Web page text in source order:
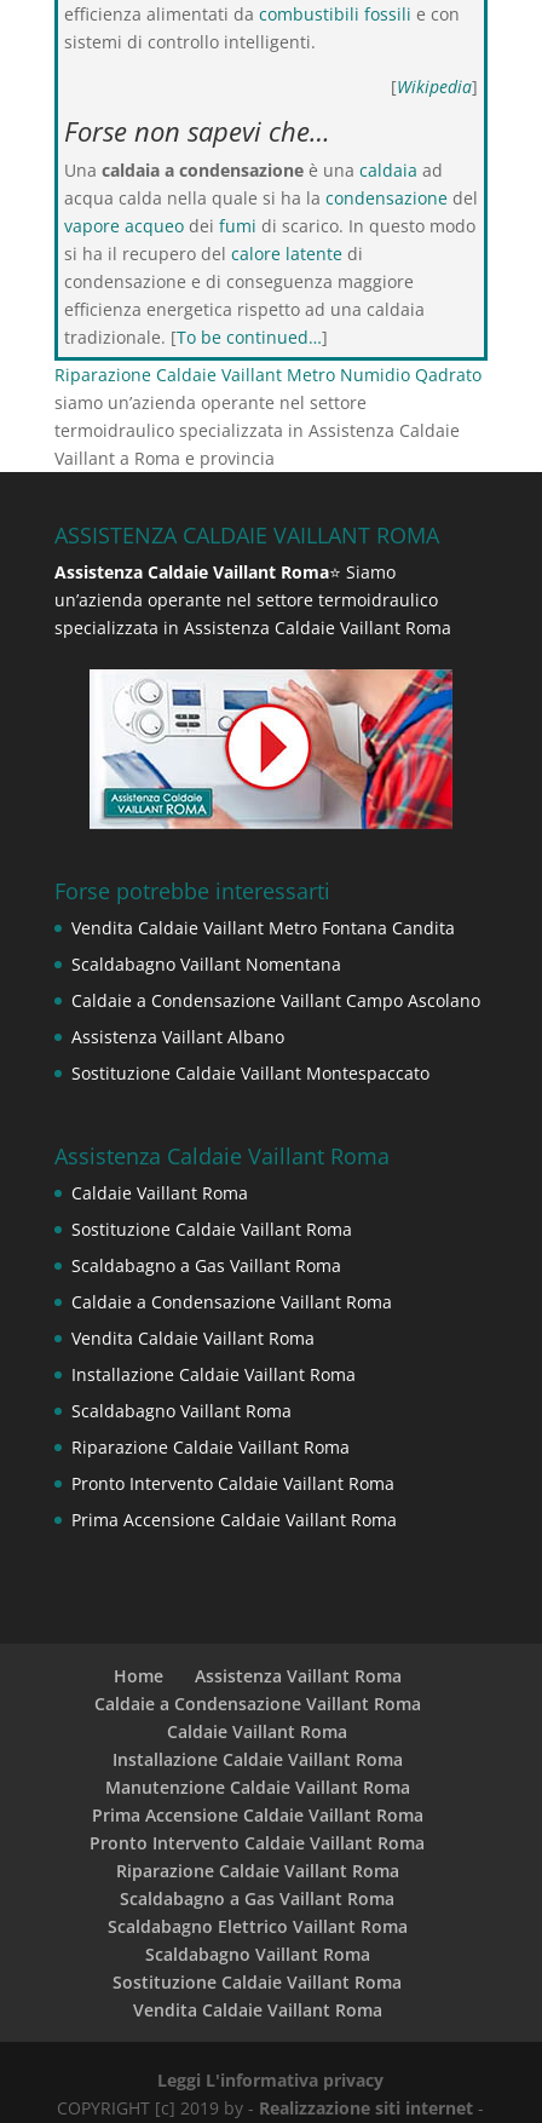
efficienza alimentati da combustibili fossili e con
sistemi di controllo intelligenti.
[Wikipedia]
Forse non sapevi che…
Una caldaia a condensazioneè una caldaia ad
acqua calda nella quale si ha la condensazionedel
vapore acqueodei fumi di scarico. In questo modo
si ha il recupero del calore latentedi
condensazione e di conseguenza maggiore
efficienza energetica rispetto ad una caldaia
tradizionale. [To be continued…]
Riparazione Caldaie Vaillant Metro Numidio Qadrato
siamo un’azienda operante nel settore
termoidraulico specializzata in Assistenza Caldaie
Vaillant a Roma e provincia
ASSISTENZA CALDAIE VAILLANT ROMA
Assistenza Caldaie Vaillant Roma⭐ Siamo
un’azienda operante nel settore termoidraulico
specializzata in Assistenza Caldaie Vaillant Roma
Forse potrebbe interessarti
Vendita Caldaie Vaillant Metro Fontana Candita
Scaldabagno Vaillant Nomentana
Caldaie a Condensazione Vaillant Campo Ascolano
Assistenza Vaillant Albano
Sostituzione Caldaie Vaillant Montespaccato
Assistenza Caldaie Vaillant Roma
Caldaie Vaillant Roma
Sostituzione Caldaie Vaillant Roma
Scaldabagno a Gas Vaillant Roma
Caldaie a Condensazione Vaillant Roma
Vendita Caldaie Vaillant Roma
Installazione Caldaie Vaillant Roma
Scaldabagno Vaillant Roma
Riparazione Caldaie Vaillant Roma
Pronto Intervento Caldaie Vaillant Roma
Prima Accensione Caldaie Vaillant Roma
Home
Assistenza Vaillant Roma
Caldaie a Condensazione Vaillant Roma
Caldaie Vaillant Roma
Installazione Caldaie Vaillant Roma
Manutenzione Caldaie Vaillant Roma
Prima Accensione Caldaie Vaillant Roma
Pronto Intervento Caldaie Vaillant Roma
Riparazione Caldaie Vaillant Roma
Scaldabagno a Gas Vaillant Roma
Scaldabagno Elettrico Vaillant Roma
Scaldabagno Vaillant Roma
Sostituzione Caldaie Vaillant Roma
Vendita Caldaie Vaillant Roma
Leggi L'informativa privacy
COPYRIGHT [c] 2019 by - Realizzazione siti internet -